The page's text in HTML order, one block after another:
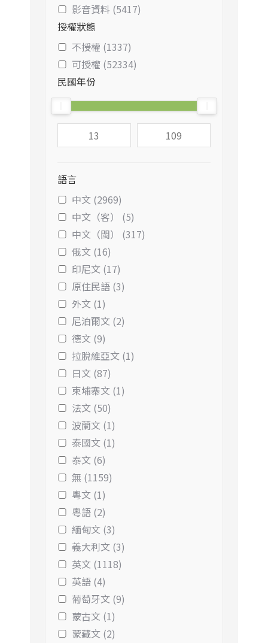
影音資料 (5417)
授權狀態
不授權 (1337)
可授權 (52334)
民國年份
語言
中文 (2969)
中文（客） (5)
中文（閩） (317)
俄文 (16)
印尼文 (17)
原住民語 (3)
外文 (1)
尼泊爾文 (2)
德文 (9)
拉脫維亞文 (1)
日文 (87)
柬埔寨文 (1)
法文 (50)
波蘭文 (1)
泰國文 (1)
泰文 (6)
無 (1159)
粵文 (1)
粵語 (2)
緬甸文 (3)
義大利文 (3)
英文 (1118)
英語 (4)
葡萄牙文 (9)
蒙古文 (1)
蒙藏文 (2)